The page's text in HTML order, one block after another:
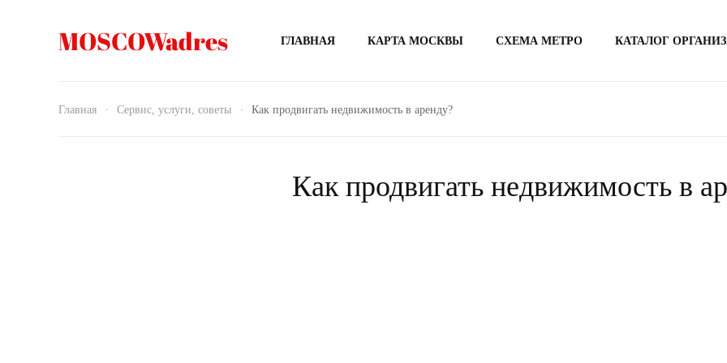
MOSCOWadres ГЛАВНАЯ КАРТА МОСКВЫ СХЕМА МЕТРО КАТАЛОГ
Главная Сервис, услуги, советы Как продвигать недвижимость в аренду?
Как продвигать недвижимость в